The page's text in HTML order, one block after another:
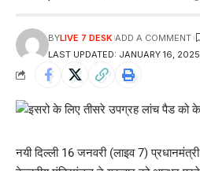
LAST UPDATED: JANUARY 16,
BYLIVE 7 DESK ADD A COMMENT
नयी दिल्ली 16 जनवरी (लाइव 7)